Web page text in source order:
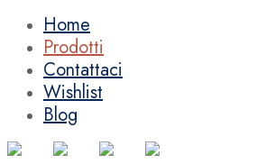
Home
Prodotti
Contattaci
Wishlist
Blog